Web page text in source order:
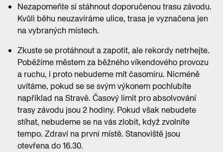
Nezapomeňte si stáhnout doporučenou trasu závodu.
Kvůli běhu neuzavíráme ulice, trasa je vyznačena jen
na vybraných místech.
Zkuste se protáhnout a zapotit, ale rekordy netrhejte.
Poběžíme městem za běžného víkendového provozu
a ruchu, i proto nebudeme mít časomíru. Nicméně
uvítáme, pokud se se svým výkonem pochlubíte
například na Stravě. Časový limit pro absolvování
trasy závodu jsou 2 hodiny. Pokud však nebudete
stíhat, nebudeme se na vás zlobit, když zvolníte
tempo. Zdraví na první místě. Stanoviště jsou
otevřena do 16.30.